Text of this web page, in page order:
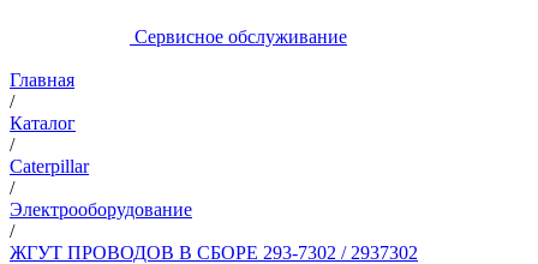
Сервисное обслуживание
Главная
/
Каталог
/
Caterpillar
/
Электрооборудование
/
ЖГУТ ПРОВОДОВ В СБОРЕ 293-7302 / 2937302